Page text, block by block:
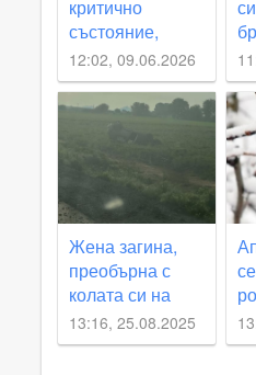
критично
състояние,
удари се с
колелото си в
камион
12:02, 09.06.2026
Жена загина,
преобърна с
колата си на
родопски път
13:16, 25.08.2025